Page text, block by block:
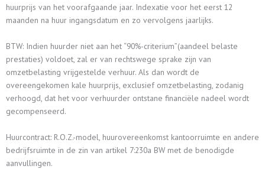
huurprijs van het voorafgaande jaar. Indexatie voor het eerst 12
maanden na huur ingangsdatum en zo vervolgens jaarlijks.
BTW: Indien huurder niet aan het “90%-criterium”(aandeel belaste
prestaties) voldoet, zal er van rechtswege sprake zijn van
omzetbelasting vrijgestelde verhuur. Als dan wordt de
overeengekomen kale huurprijs, exclusief omzetbelasting, zodanig
verhoogd, dat het voor verhuurder ontstane financiële nadeel wordt
gecompenseerd.
Huurcontract: R.O.Z.-model, huurovereenkomst kantoorruimte en andere
bedrijfsruimte in de zin van artikel 7:230a BW met de benodigde
aanvullingen.